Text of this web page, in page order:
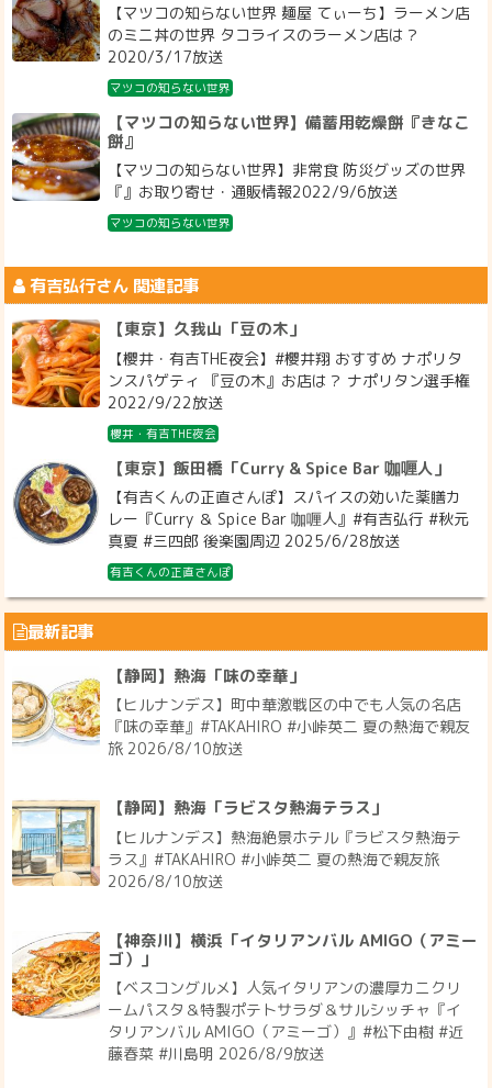
【マツコの知らない世界 麺屋 てぃーち】ラーメン店
のミニ丼の世界 タコライスのラーメン店は？
2020/3/17放送
マツコの知らない世界
【マツコの知らない世界】備蓄用乾燥餅『きなこ
餅』
【マツコの知らない世界】非常食 防災グッズの世界
『』お取り寄せ・通販情報2022/9/6放送
マツコの知らない世界
有吉弘行さん 関連記事
【東京】久我山「豆の木」
【櫻井・有吉THE夜会】#櫻井翔 おすすめ ナポリタ
ンスパゲティ 『豆の木』お店は？ ナポリタン選手権
2022/9/22放送
櫻井・有吉THE夜会
【東京】飯田橋「Curry & Spice Bar 咖喱人」
【有吉くんの正直さんぽ】スパイスの効いた薬膳カ
レー『Curry ＆ Spice Bar 咖喱人』#有吉弘行 #秋元
真夏 #三四郎 後楽園周辺 2025/6/28放送
有吉くんの正直さんぽ
最新記事
【静岡】熱海「味の幸華」
【ヒルナンデス】町中華激戦区の中でも人気の名店
『味の幸華』#TAKAHIRO #小峠英二 夏の熱海で親友
旅 2026/8/10放送
【静岡】熱海「ラビスタ熱海テラス」
【ヒルナンデス】熱海絶景ホテル『ラビスタ熱海テ
ラス』#TAKAHIRO #小峠英二 夏の熱海で親友旅
2026/8/10放送
【神奈川】横浜「イタリアンバル AMIGO（アミー
ゴ）」
【ベスコングルメ】人気イタリアンの濃厚カニクリ
ームパスタ＆特製ポテトサラダ＆サルシッチャ『イ
タリアンバル AMIGO（アミーゴ）』#松下由樹 #近
藤春菜 #川島明 2026/8/9放送